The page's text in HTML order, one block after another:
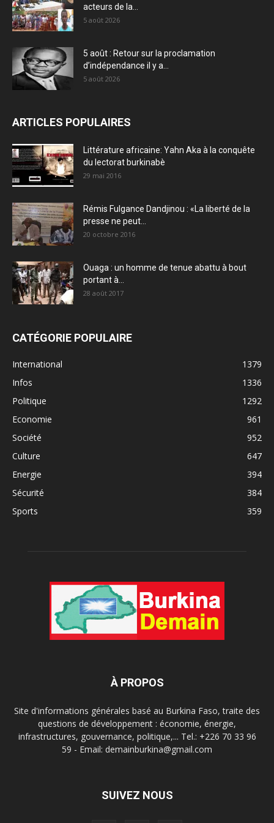
acteurs de la...
5 août 2026
5 août : Retour sur la proclamation
d’indépendance il y a...
5 août 2026
ARTICLES POPULAIRES
Littérature africaine: Yahn Aka à la conquête
du lectorat burkinabè
29 mai 2016
Rémis Fulgance Dandjinou : «La liberté de la
presse ne peut...
20 octobre 2016
Ouaga : un homme de tenue abattu à bout
portant à...
28 août 2017
CATÉGORIE POPULAIRE
International
1379
Infos
1336
Politique
1292
Economie
961
Société
952
Culture
647
Energie
394
Sécurité
384
Sports
359
À PROPOS
Site d'informations générales basé au Burkina Faso, traite des
questions de développement : économie, énergie,
infrastructures, gouvernance, politique,... Tel.: +226 70 33 96
59 - Email: demainburkina@gmail.com
SUIVEZ NOUS